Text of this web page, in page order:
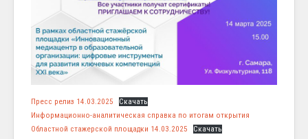
Пресс релиз 14.03.2025
Скачать
Информационно-аналитическая справка по итогам открытия
Областной стажерской площадки 14.03.2025
Скачать